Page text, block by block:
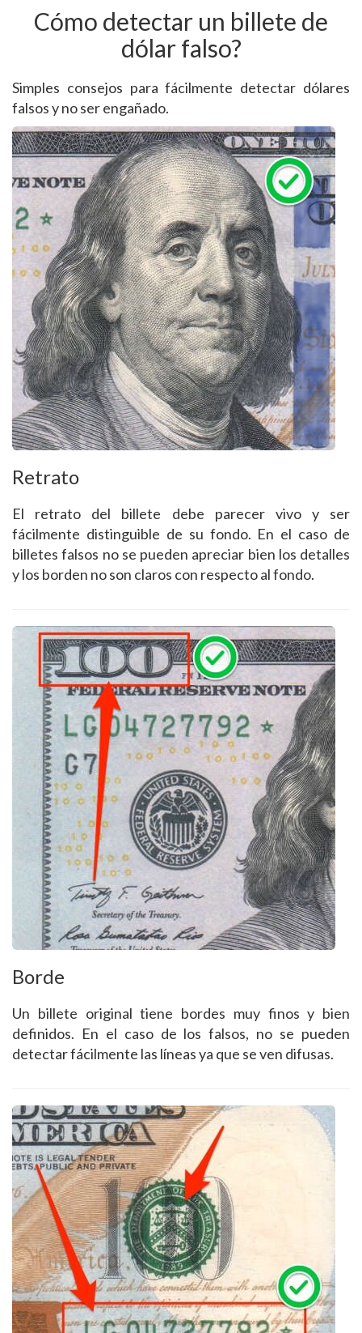
Cómo detectar un billete de
dólar falso?
Simples consejos para fácilmente detectar dólares
falsos y no ser engañado.
Retrato
El retrato del billete debe parecer vivo y ser
fácilmente distinguible de su fondo. En el caso de
billetes falsos no se pueden apreciar bien los detalles
y los borden no son claros con respecto al fondo.
Borde
Un billete original tiene bordes muy finos y bien
definidos. En el caso de los falsos, no se pueden
detectar fácilmente las líneas ya que se ven difusas.